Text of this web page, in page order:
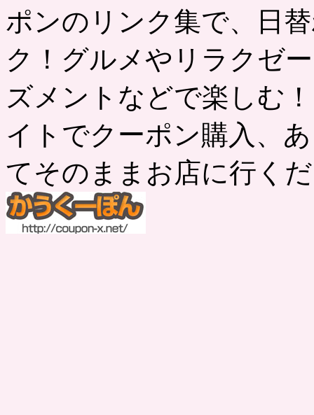
ポンのリンク集で、日
ク！グルメやリラクゼ
ズメントなどで楽しむ
イトでクーポン購入、
てそのままお店に行く